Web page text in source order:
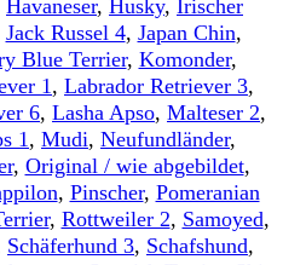
Havaneser, Husky, Irischer
Jack Russel 4, Japan Chin,
Blue Terrier, Komonder,
1 , Labrador Retriever 3,
6, Lasha Apso, Malteser 2,
1 , Mudi, Neufundländer,
, Original / wie abgebildet,
, Pinscher, Pomeranian
, Rottweiler 2, Samoyed,
Schäferhund 3, Schafshund,